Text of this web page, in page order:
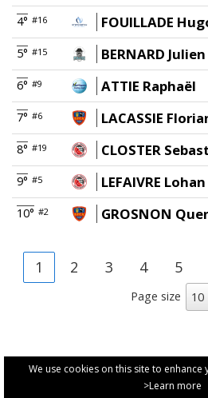
We use cookies on this site to
>Learn more
4° #16 FOUILLADE
5° #15 BERNARD Julien
6° #9 ATTIE Raphaël
7° #6 LACASSIE
8° #19 CLOSTER
9° #5 LEFAIVRE Lohan
10° #2 GROSNON
1 2 3 4 5
Page size